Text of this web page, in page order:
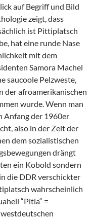
auf Begriff und Bild
zeigt, dass
ist Pittiplatsch
hat eine runde Nase
mit dem
Samora Machel
saucoole Pelzweste,
der afroamerikanischen
wurde. Wenn man
Anfang der 1960er
also in der Zeit der
dem sozialistischen
drängt
ein Kobold sondern
die DDR verschickter
wahrscheinlich
“Pitia“ =